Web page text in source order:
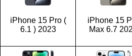
iPhone 15 Pro (
6.1 ) 2023
iPhone 15
Max 6.7